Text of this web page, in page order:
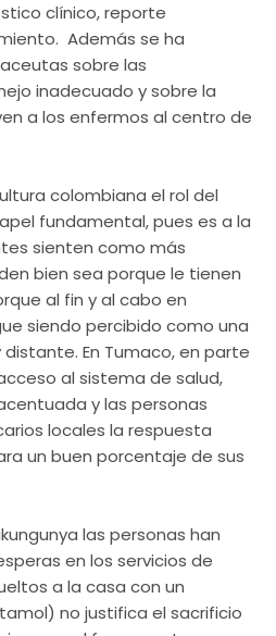
clínico, reporte
Además se ha
sobre las
inadecuado y sobre la
a los enfermos al centro de
colombiana el rol del
fundamental, pues es a la
sienten como más
bien sea porque le tienen
al fin y al cabo en
siendo percibido como una
En Tumaco, en parte
al sistema de salud,
y las personas
locales la respuesta
un buen porcentaje de sus
las personas han
en los servicios de
a la casa con un
no justifica el sacrificio